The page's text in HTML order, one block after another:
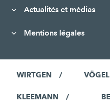
Actualités et médias
Mentions légales
WIRTGEN
KLEEMANN